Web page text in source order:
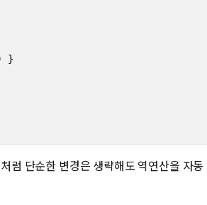
}
단순한 변경은 생략해도 역연산을 자동